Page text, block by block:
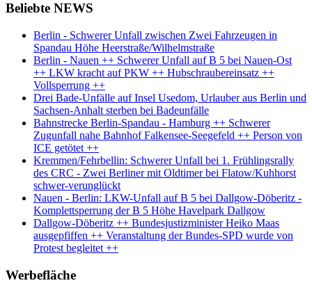
Beliebte NEWS
Berlin - Schwerer Unfall zwischen Zwei Fahrzeugen in
Spandau Höhe Heerstraße/Wilhelmstraße
Berlin - Nauen ++ Schwerer Unfall auf B 5 bei Nauen-Ost
++ LKW kracht auf PKW ++ Hubschraubereinsatz ++
Vollsperrung ++
Drei Bade-Unfälle auf Insel Usedom, Urlauber aus Berlin und
Sachsen-Anhalt sterben bei Badeunfälle
Bahnstrecke Berlin-Spandau - Hamburg ++ Schwerer
Zugunfall nahe Bahnhof Falkensee-Seegefeld ++ Person von
ICE getötet ++
Kremmen/Fehrbellin: Schwerer Unfall bei 1. Frühlingsrally
des CRC - Zwei Berliner mit Oldtimer bei Flatow/Kuhhorst
schwer-verunglückt
Nauen - Berlin: LKW-Unfall auf B 5 bei Dallgow-Döberitz -
Komplettsperrung der B 5 Höhe Havelpark Dallgow
Dallgow-Döberitz ++ Bundesjustizminister Heiko Maas
ausgepfiffen ++ Veranstaltung der Bundes-SPD wurde von
Protest begleitet ++
Werbefläche